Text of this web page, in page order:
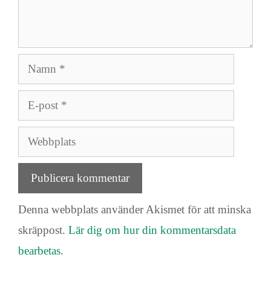
Namn
E-
post
Webbplats
Denna webbplats använder Akismet för att minska
skräppost. Lär dig om hur din kommentarsdata
bearbetas.